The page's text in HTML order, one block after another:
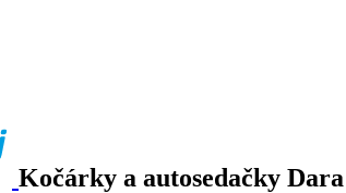
Kočárky a autosedačky Dara